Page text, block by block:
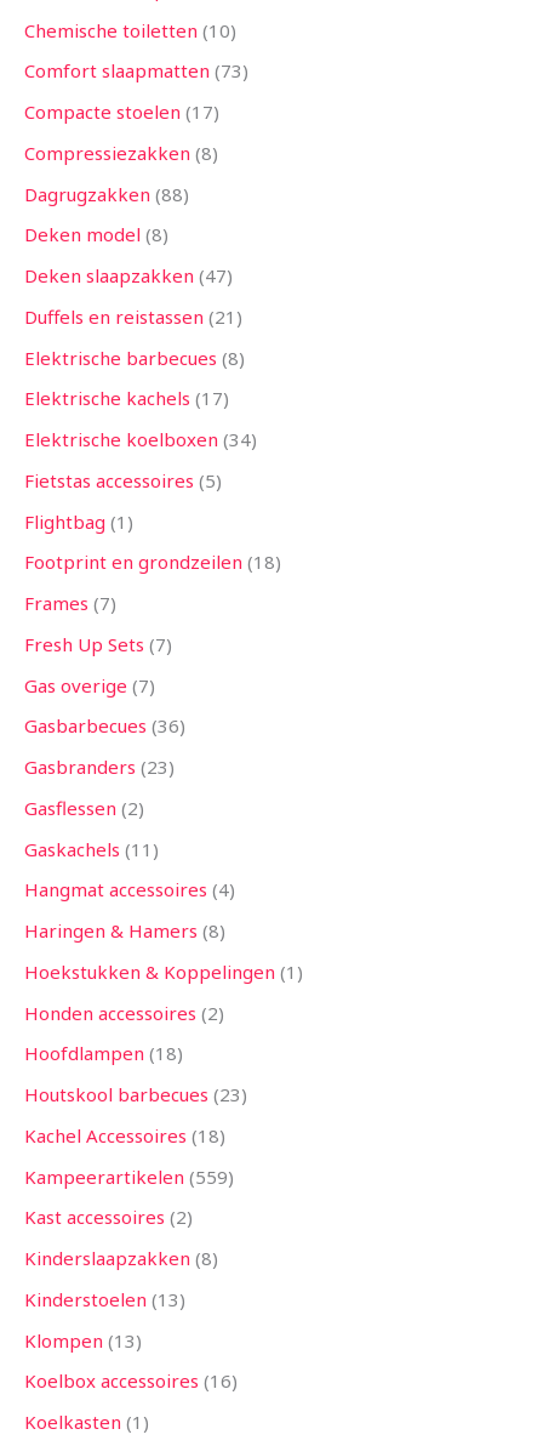
Chemische toiletten 10
Comfort slaapmatten 73
Compacte stoelen 17
Compressiezakken 8
Dagrugzakken 88
Deken model 8
Deken slaapzakken 47
Duffels en reistassen 21
Elektrische barbecues 8
Elektrische kachels 17
Elektrische koelboxen 34
Fietstas accessoires 5
Flightbag 1
Footprint en grondzeilen 18
Frames 7
Fresh Up Sets 7
Gas overige 7
Gasbarbecues 36
Gasbranders 23
Gasflessen 2
Gaskachels 11
Hangmat accessoires 4
Haringen & Hamers 8
Hoekstukken & Koppelingen 1
Honden accessoires 2
Hoofdlampen 18
Houtskool barbecues 23
Kachel Accessoires 18
Kampeerartikelen 559
Kast accessoires 2
Kinderslaapzakken 8
Kinderstoelen 13
Klompen 13
Koelbox accessoires 16
Koelkasten 1